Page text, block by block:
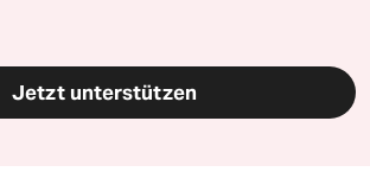
Jetzt unterstützen